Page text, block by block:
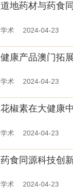
道地药材与药食
学术 2024-04-23
健康产品澳门拓
学术 2024-04-23
花椒素在大健康
学术 2024-04-23
药食同源科技创
学术 2024-04-23